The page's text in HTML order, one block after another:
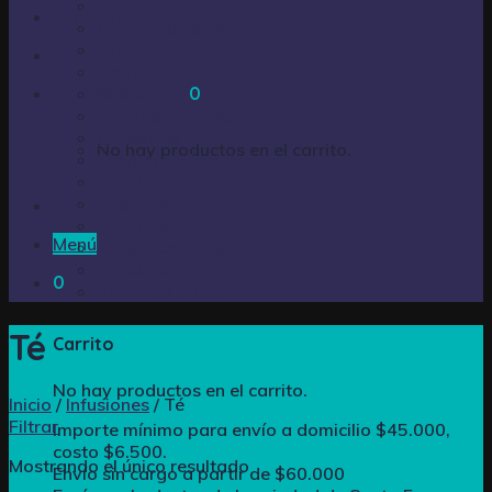
Acceder
Carrito / 0
No hay productos en el carrito.
Menú
0
Carrito
No hay productos en el carrito.
Importe mínimo para envío a domicilio $45.000,
costo $6.500.
Envío sin cargo a partir de $60.000
Limpieza – Hogar
Té
Inicio / Infusiones /Té
Filtrar
Mostrando el único resultado